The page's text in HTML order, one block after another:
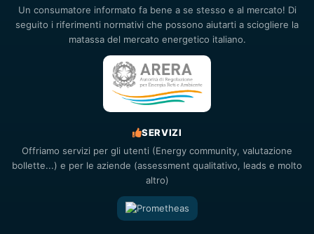
Un consumatore informato fa bene a se stesso e al mercato! Di
seguito i riferimenti normativi che possono aiutarti a sciogliere la
matassa del mercato energetico italiano.
SERVIZI
Offriamo servizi per gli utenti (Energy community, valutazione
bollette...) e per le aziende (assessment qualitativo, leads e molto
altro)